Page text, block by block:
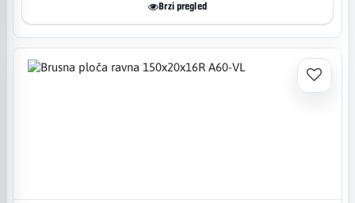
Brzi pregled